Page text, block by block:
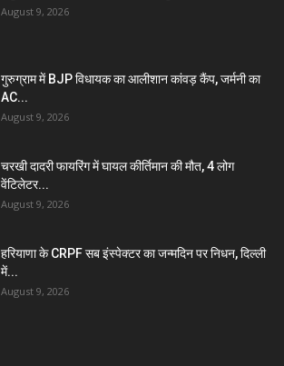
August 9, 2026
गुरुग्राम में BJP विधायक का आलीशान कांवड़ कैंप, जर्मनी का
AC...
August 9, 2026
चरखी दादरी फायरिंग में घायल कीर्तिमान की मौत, 4 लोग
वेंटिलेटर...
August 9, 2026
हरियाणा के CRPF सब इंस्पेक्टर का जन्मदिन पर निधन, दिल्ली
में...
August 9, 2026